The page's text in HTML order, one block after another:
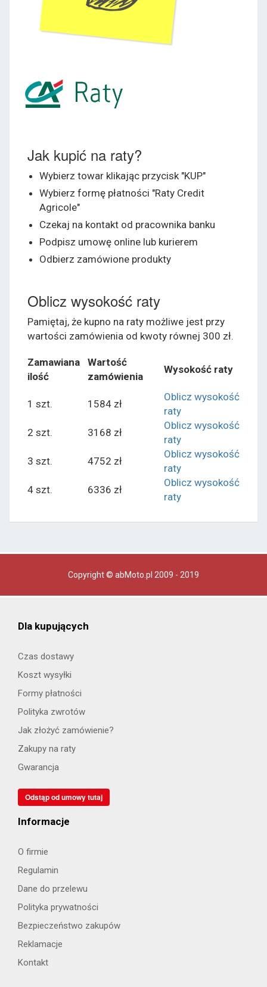
Jak kupić na raty?
Wybierz towar klikając przycisk "KUP"
Wybierz formę płatności "Raty Credit
Agricole"
Czekaj na kontakt od pracownika banku
Podpisz umowę online lub kurierem
Odbierz zamówione produkty
Oblicz wysokość raty
Pamiętaj, że kupno na raty możliwe jest przy
wartości zamówienia od kwoty równej 300 zł.
Zamawiana
ilość
Wartość
zamówienia
Wysokość raty
1 szt. 1584 zł
Oblicz wysokość
raty
2 szt.
3168 zł
Oblicz wysokość
raty
3 szt.
4752 zł
Oblicz wysokość
raty
4 szt.
6336 zł
Oblicz wysokość
raty
Copyright © abMoto.pl 2009 - 2019
Dla kupujących
Czas dostawy
Koszt wysyłki
Formy płatności
Polityka zwrotów
Jak złożyć zamówienie?
Zakupy na raty
Gwarancja
Odstąp od umowy tutaj
Informacje
O firmie
Regulamin
Dane do przelewu
Polityka prywatności
Bezpieczeństwo zakupów
Reklamacje
Kontakt